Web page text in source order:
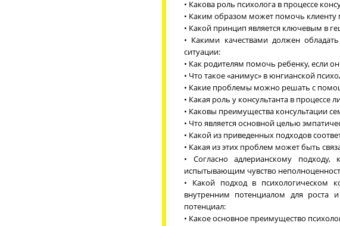
• Какова роль психолога в процессе
• Каким образом может помочь клиенту
• Какой принцип является ключевым в
• Какими качествами должен
ситуации:
• Как родителям помочь ребенку, если
• Что такое «анимус» в юнгианской
• Какие проблемы можно решать с
• Какая роль у консультанта в процессе
• Каковы преимущества консультации
• Что является основной целью
• Какой из приведенных подходов
• Какая из этих проблем может быть
• Согласно адлерианскому
испытывающим чувство
• Какой подход в психологическом
внутренним потенциалом для роста
потенциал:
• Какое основное преимущество